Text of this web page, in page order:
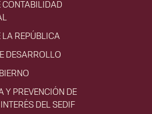
CONTABILIDAD
LA REPÚBLICA
DESARROLLO
Y PREVENCIÓN DE
DEL SEDIF